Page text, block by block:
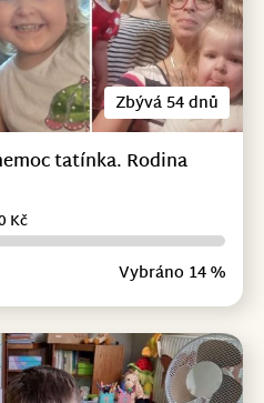
Zbývá 54 dnů
tatínka. Rodina
Vybráno 14 %
Kč